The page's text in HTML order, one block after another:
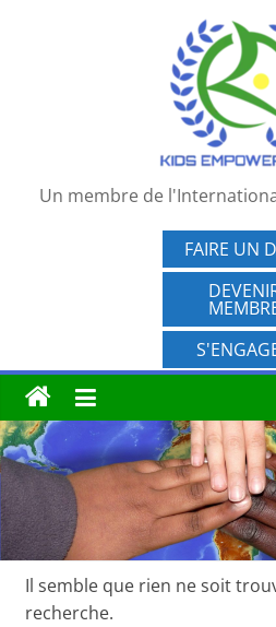
Un membre de
FAIRE UN
Il semble que rien ne soit
recherche.